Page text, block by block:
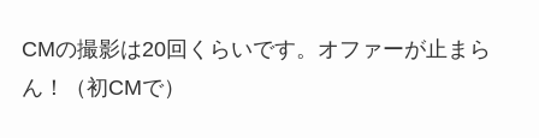
CMの撮影は20回くらいです。オファーが止まら
ん！（初CMで）